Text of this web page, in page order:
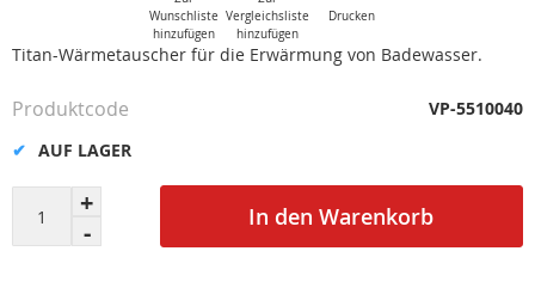
Wunschliste
hinzufügen
Vergleichsliste
hinzufügen
Drucken
Titan-Wärmetauscher für die Erwärmung von Badewasser.
In den Warenkorb
AUF LAGER
Produktcode VP-5510040